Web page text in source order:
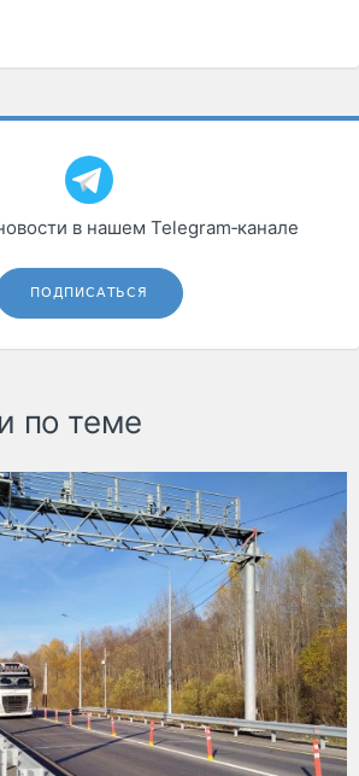
в нашем Telegram‑канале
ПОДПИСАТЬСЯ
по теме